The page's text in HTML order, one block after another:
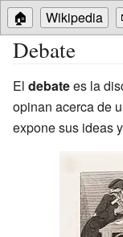
🏠 Wikipedia
Debate
El debatees la
opinan acerca de
expone sus ideas